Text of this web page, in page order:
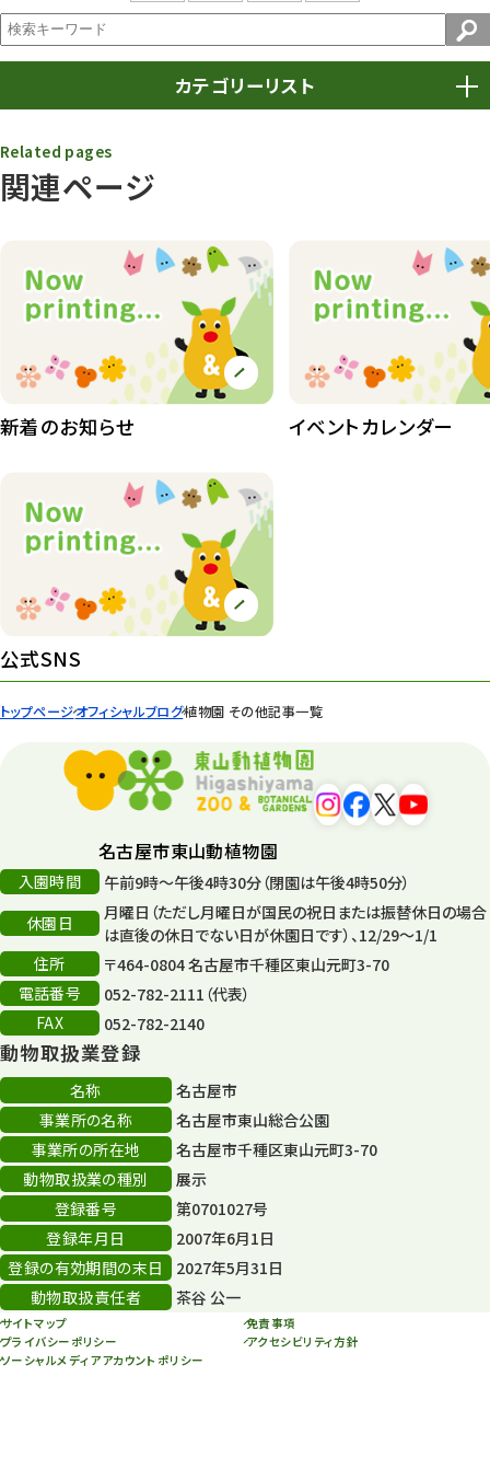
トップページオフィシャルブログ植物園 その他記事一覧
カテゴリーリスト
動物園
動物園その他 117
植物園 510
植物たち 407
植物園長の庭
桜情報
紅葉情報
ズーボ
イベント
平和公園
森のとこやさん
再生
再生フォーラム
80周年
その他
その他イベント
スカイタワー
年末年始のイベント
秋まつり
関連ページ
Related pages
新着のお知らせ イベントカレンダー
公式SNS
名古屋市東山動植物園
入園時間
午前9時～午後4時30分（閉園は午後4時50分）
休園日
月曜日（ただし月曜日が国民の祝日または振替休日の場合
は直後の休日でない日が休園日です）、12/29～1/1
住所
〒464-0804 名古屋市千種区東山元町3-70
電話番号
052-782-2111（代表）
FAX
052-782-2140
動物取扱業登録
名称
名古屋市
事業所の名称
名古屋市東山総合公園
事業所の所在地
名古屋市千種区東山元町3-70
動物取扱業の種別
展示
登録番号
第0701027号
登録年月日
2007年6月1日
登録の有効期間の末日
2027年5月31日
動物取扱責任者
茶谷 公一
サイトマップ
免責事項
プライバシーポリシー
アクセシビリティ方針
ソーシャルメディアアカウントポリシー